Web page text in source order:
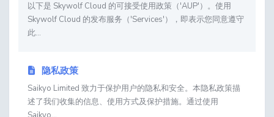
以下是 Skywolf Cloud 的可接受使用政策（'AUP'）。使用
Skywolf Cloud 的发布服务（'Services'），即表示您同意遵守
此...
隐私政策
Saikyo Limited 致力于保护用户的隐私和安全。本隐私政策描
述了我们收集的信息、使用方式及保护措施。通过使用